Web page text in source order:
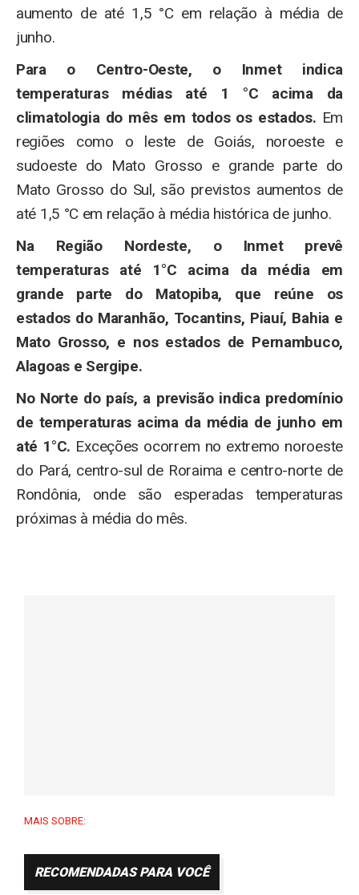
aumento de até 1,5 °C em relação à média de
junho.
Para o Centro-Oeste, o Inmet indica
temperaturas médias até 1 °C acima da
climatologia do mês em todos os estados. Em
regiões como o leste de Goiás, noroeste e
sudoeste do Mato Grosso e grande parte do
Mato Grosso do Sul, são previstos aumentos de
até 1,5 °C em relação à média histórica de junho.
Na Região Nordeste, o Inmet prevê
temperaturas até 1°C acima da média em
grande parte do Matopiba, que reúne os
estados do Maranhão, Tocantins, Piauí, Bahia e
Mato Grosso, e nos estados de Pernambuco,
Alagoas e Sergipe.
No Norte do país, a previsão indica predomínio
de temperaturas acima da média de junho em
até 1°C. Exceções ocorrem no extremo noroeste
do Pará, centro-sul de Roraima e centro-norte de
Rondônia, onde são esperadas temperaturas
próximas à média do mês.
MAIS SOBRE:
RECOMENDADAS PARA VOCÊ